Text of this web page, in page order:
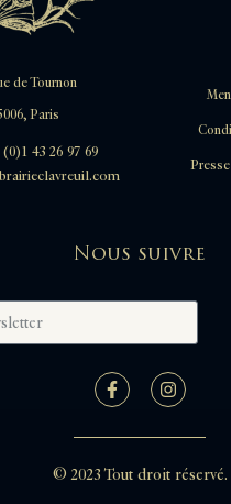
de Tournon
Paris
43 26 97 69
Nous suivre
© 2023 Tout droit réservé.